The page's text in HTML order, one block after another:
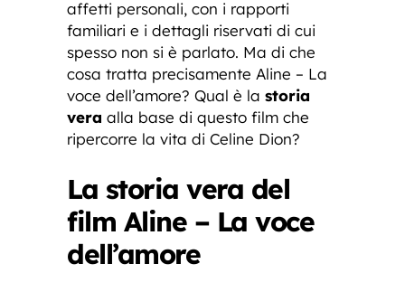
affetti personali, con i rapporti
familiari e i dettagli riservati di cui
spesso non si è parlato. Ma di che
cosa tratta precisamente Aline – La
voce dell’amore? Qual è la storia
vera alla base di questo film che
ripercorre la vita di Celine Dion?
La storia vera del
film Aline – La voce
dell’amore